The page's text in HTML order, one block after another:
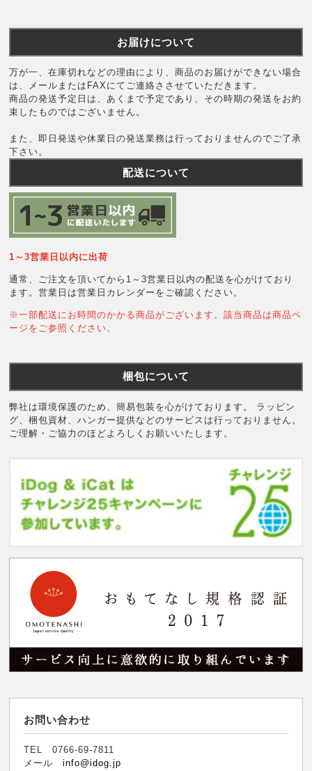
お届けについて
万が一、在庫切れなどの理由により、商品のお届けができない場合
は、メールまたはFAXにてご連絡ささせていただきます。
商品の発送予定日は、あくまで予定であり、その時期の発送をお約
束したものではございません。
また、即日発送や休業日の発送業務は行っておりませんのでご了承
下さい。
配送について
1～3営業日以内に出荷
通常、ご注文を頂いてから1～3営業日以内の配送を心がけており
ます。営業日は営業日カレンダーをご確認ください。
※一部配送にお時間のかかる商品がございます。該当商品は商品ペ
ージをご参照ください。
梱包について
弊社は環境保護のため、簡易包装を心がけております。 ラッピン
グ、梱包資材、ハンガー提供などのサービスは行っておりません。
ご理解・ご協力のほどよろしくお願いいたします。
お問い合わせ
TEL 0766-69-7811
メールinfo@idog.jp